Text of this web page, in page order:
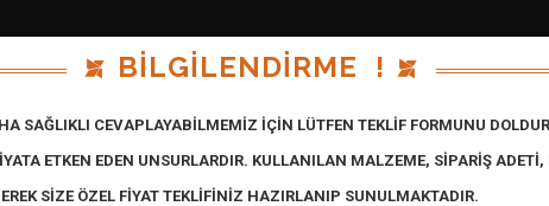
Fiyat İsteği : 0 $:47,59 €: 54,93 IP:
HAKKIMIZDA İLETİŞİM
BİLGİLENDİRME !
SAĞLIKLI CEVAPLAYABİLMEMİZ İÇİN LÜTFEN TEKLİF FORMUNU
ETKEN EDEN UNSURLARDIR. KULLANILAN MALZEME, SİPARİŞ
SİZE ÖZEL FİYAT TEKLİFİNİZ HAZIRLANIP SUNULMAKTADIR.